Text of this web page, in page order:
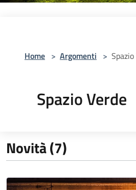
Home > Argomenti >
Spazio Verde
Novità (7)